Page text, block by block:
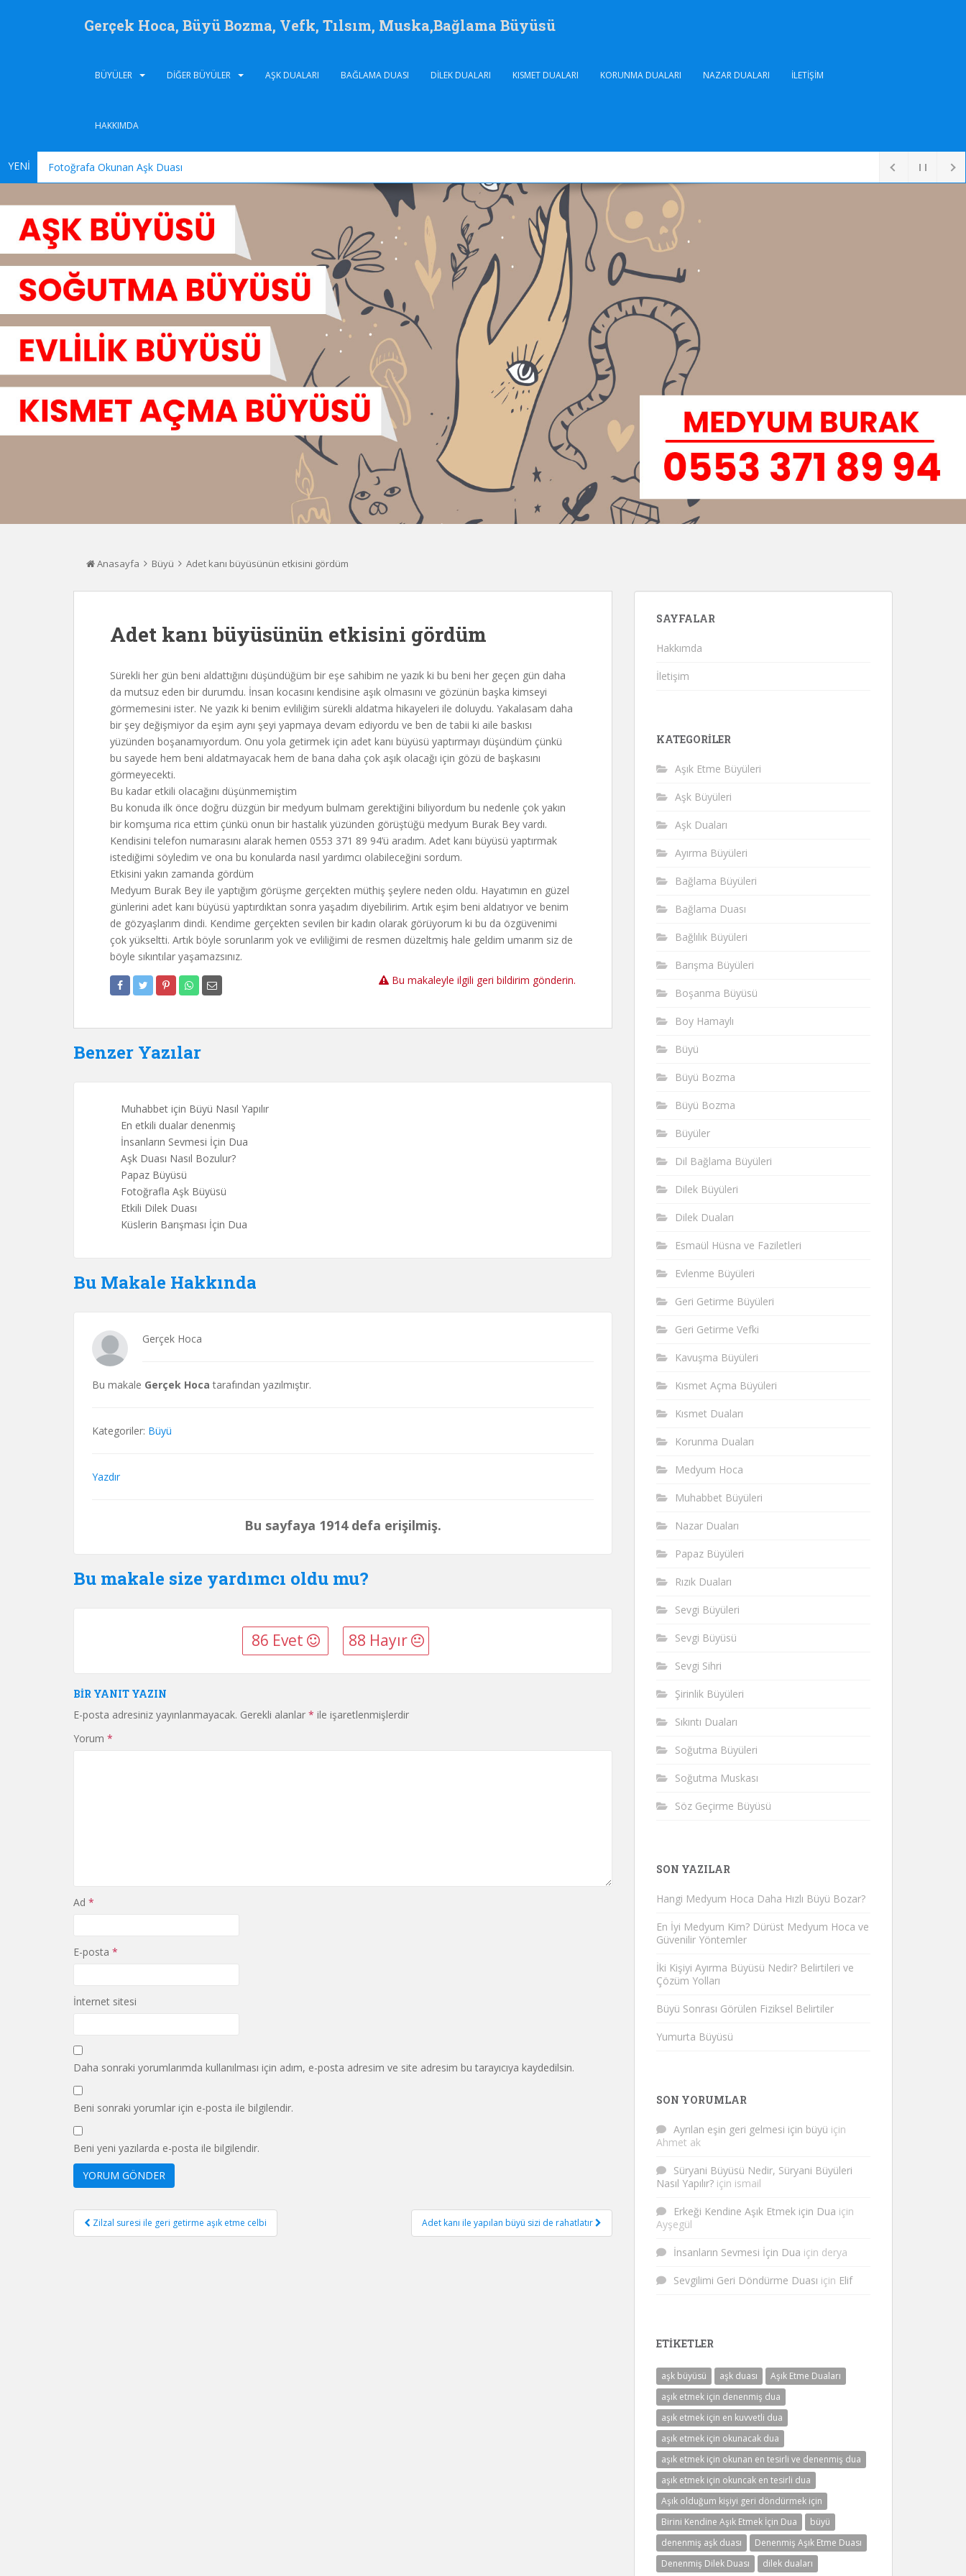
Gerçek Hoca, Büyü Bozma, Vefk, Tılsım, Muska,Bağlama Büyüsü
BÜYÜLER DIĞER BÜYÜLER AŞK DUALARI BAĞLAMA DUASI DILEK DUALARI KISMET DUALARI KORUNMA DUALARI NAZAR DUALARI İLETIŞIM
HAKKIMDA
YENİ Fotoğrafa Okunan Aşk Duası
Anasayfa Büyü Adet kanı büyüsünün etkisini gördüm
Adet kanı büyüsünün etkisini gördüm
Sürekli her gün beni aldattığını düşündüğüm bir eşe sahibim ne yazık ki bu beni her geçen gün daha
da mutsuz eden bir durumdu. İnsan kocasını kendisine aşık olmasını ve gözünün başka kimseyi
görmemesini ister. Ne yazık ki benim evliliğim sürekli aldatma hikayeleri ile doluydu. Yakalasam daha
bir şey değişmiyor da eşim aynı şeyi yapmaya devam ediyordu ve ben de tabii ki aile baskısı
yüzünden boşanamıyordum. Onu yola getirmek için adet kanı büyüsü yaptırmayı düşündüm çünkü
bu sayede hem beni aldatmayacak hem de bana daha çok aşık olacağı için gözü de başkasını
görmeyecekti.
Bu kadar etkili olacağını düşünmemiştim
Bu konuda ilk önce doğru düzgün bir medyum bulmam gerektiğini biliyordum bu nedenle çok yakın
bir komşuma rica ettim çünkü onun bir hastalık yüzünden görüştüğü medyum Burak Bey vardı.
Kendisini telefon numarasını alarak hemen 0553 371 89 94’ü aradım. Adet kanı büyüsü yaptırmak
istediğimi söyledim ve ona bu konularda nasıl yardımcı olabileceğini sordum.
Etkisini yakın zamanda gördüm
Medyum Burak Bey ile yaptığım görüşme gerçekten müthiş şeylere neden oldu. Hayatımın en güzel
günlerini adet kanı büyüsü yaptırdıktan sonra yaşadım diyebilirim. Artık eşim beni aldatıyor ve benim
de gözyaşlarım dindi. Kendime gerçekten sevilen bir kadın olarak görüyorum ki bu da özgüvenimi
çok yükseltti. Artık böyle sorunlarım yok ve evliliğimi de resmen düzeltmiş hale geldim umarım siz de
böyle sıkıntılar yaşamazsınız.
Bu makaleyle ilgili geri bildirim gönderin.
Benzer Yazılar
Muhabbet için Büyü Nasıl Yapılır
En etkili dualar denenmiş
İnsanların Sevmesi İçin Dua
Aşk Duası Nasıl Bozulur?
Papaz Büyüsü
Fotoğrafla Aşk Büyüsü
Etkili Dilek Duası
Küslerin Barışması İçin Dua
Bu Makale Hakkında
Gerçek Hoca
Bu makale Gerçek Hoca tarafından yazılmıştır.
Kategoriler: Büyü
Yazdır
Bu sayfaya 1914 defa erişilmiş.
Bu makale size yardımcı oldu mu?
86 Evet 88 Hayır
BIR YANIT YAZIN
E-posta adresiniz yayınlanmayacak. Gerekli alanlar * ile işaretlenmişlerdir
Yorum *
Ad *
E-posta *
İnternet sitesi
Daha sonraki yorumlarımda kullanılması için adım, e-posta adresim ve site adresim bu tarayıcıya kaydedilsin.
Beni sonraki yorumlar için e-posta ile bilgilendir.
Beni yeni yazılarda e-posta ile bilgilendir.
Yazı
gezinmesi
Zilzal suresi ile geri getirme aşık etme celbi Adet kanı ile yapılan büyü sizi de rahatlatır
SAYFALAR
Hakkımda
İletişim
KATEGORILER
Aşık Etme Büyüleri
Aşk Büyüleri
Aşk Duaları
Ayırma Büyüleri
Bağlama Büyüleri
Bağlama Duası
Bağlılık Büyüleri
Barışma Büyüleri
Boşanma Büyüsü
Boy Hamaylı
Büyü
Büyü Bozma
Büyü Bozma
Büyüler
Dil Bağlama Büyüleri
Dilek Büyüleri
Dilek Duaları
Esmaül Hüsna ve Faziletleri
Evlenme Büyüleri
Geri Getirme Büyüleri
Geri Getirme Vefki
Kavuşma Büyüleri
Kısmet Açma Büyüleri
Kısmet Duaları
Korunma Duaları
Medyum Hoca
Muhabbet Büyüleri
Nazar Duaları
Papaz Büyüleri
Rızık Duaları
Sevgi Büyüleri
Sevgi Büyüsü
Sevgi Sihri
Şirinlik Büyüleri
Sıkıntı Duaları
Soğutma Büyüleri
Soğutma Muskası
Söz Geçirme Büyüsü
SON YAZILAR
Hangi Medyum Hoca Daha Hızlı Büyü Bozar?
En İyi Medyum Kim? Dürüst Medyum Hoca ve
Güvenilir Yöntemler
İki Kişiyi Ayırma Büyüsü Nedir? Belirtileri ve
Çözüm Yolları
Büyü Sonrası Görülen Fiziksel Belirtiler
Yumurta Büyüsü
SON YORUMLAR
Ayrılan eşin geri gelmesi için büyü için
Ahmet ak
Süryani Büyüsü Nedir, Süryani Büyüleri
Nasıl Yapılır? için ismail
Erkeği Kendine Aşık Etmek için Dua için
Ayşegül
İnsanların Sevmesi İçin Dua için derya
Sevgilimi Geri Döndürme Duası için Elif
ETIKETLER
aşk büyüsü aşk duası
Aşık Etme Duaları
aşık etmek için denenmiş dua
aşık etmek için en kuvvetli dua
aşık etmek için okunacak dua
aşık etmek için okunan en tesirli ve denenmiş dua
aşık etmek için okuncak en tesirli dua
Aşık olduğum kişiyi geri döndürmek için
Birini Kendine Aşık Etmek İçin Dua
büyü
denenmiş aşk duası
Denenmiş Aşık Etme Duası
Denenmiş Dilek Duası
dilek duaları